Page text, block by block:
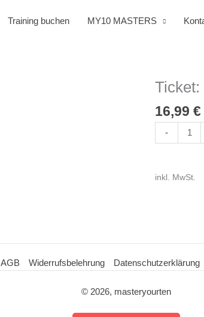
Training buchen MY10 MASTERS
16,99 €
-
Ticket:
Masters
LG/LP/LG-
Auflage
inkl. MwSt.
AGB Widerrufsbelehrung Datenschutzerklärung
© 2026, masteryourten